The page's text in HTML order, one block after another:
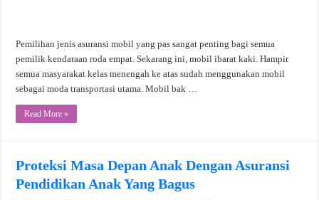
Pemilihan jenis asuransi mobil yang pas sangat penting bagi semua
pemilik kendaraan roda empat. Sekarang ini, mobil ibarat kaki. Hampir
semua masyarakat kelas menengah ke atas sudah menggunakan mobil
sebagai moda transportasi utama. Mobil bak …
Read More »
Proteksi Masa Depan Anak Dengan Asuransi
Pendidikan Anak Yang Bagus